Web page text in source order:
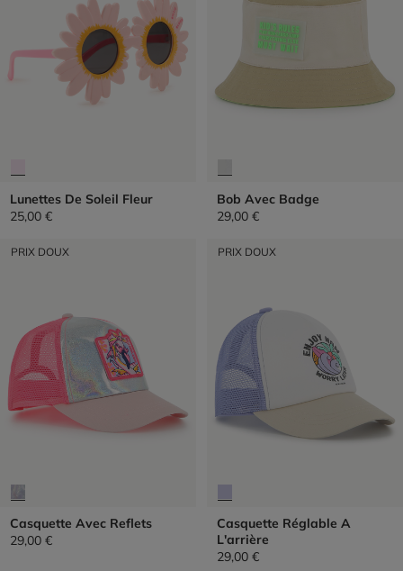
Lunettes De Soleil Fleur
25,00 €
Bob Avec Badge
29,00 €
PRIX DOUX
Casquette Avec Reflets
29,00 €
PRIX DOUX
Casquette Réglable A
L'arrière
29,00 €